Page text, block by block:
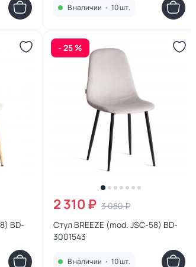
В наличии • 10 шт.
BD-
- 25 %
2 310 ₽ 3 080 ₽
Стул BREEZE (mod. JSC-58) BD-
3001543
В наличии • 10 шт.